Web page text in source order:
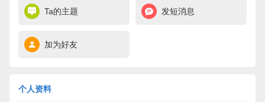
Ta的主题 发短消息
加为好友
个人资料